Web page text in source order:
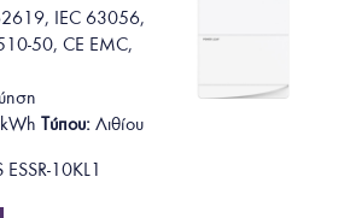
IEC 63056,
50, CE EMC,
Τύπου: Λιθίου
10KL1